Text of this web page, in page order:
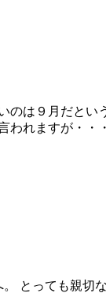
は９月だとい
われますが・・
とっても親切